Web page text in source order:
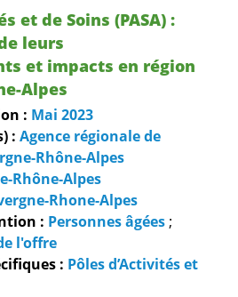
et de Soins (PASA) :
leurs
et impacts en région
Alpes
: Mai 2023
: Agence régionale de
Rhône-Alpes
Rhône-Alpes
Rhone-Alpes
: Personnes âgées ;
l'offre
: Pôles d’Activités et